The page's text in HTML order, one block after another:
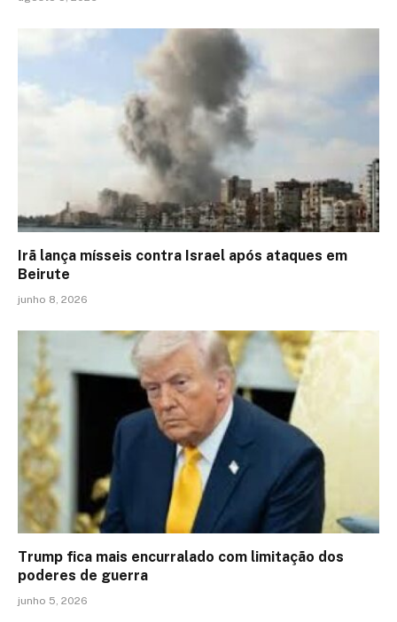
Irã lança mísseis contra Israel após ataques em
Beirute
junho 8, 2026
Trump fica mais encurralado com limitação dos
poderes de guerra
junho 5, 2026